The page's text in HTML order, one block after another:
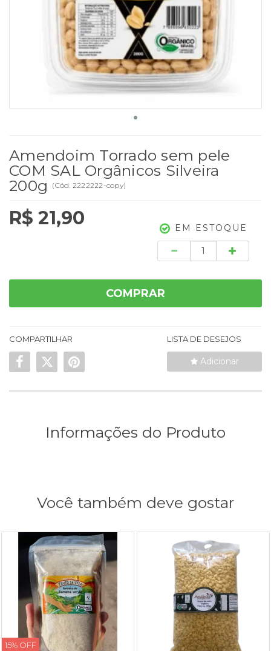
Amendoim Torrado sem pele
COM SAL Orgânicos Silveira
200g
(Cód. 2222222-copy)
R$ 21,90 EM ESTOQUE
COMPRAR
COMPARTILHAR LISTA DE DESEJOS
Adicionar
Informações do Produto
Você também deve gostar
15% OFF